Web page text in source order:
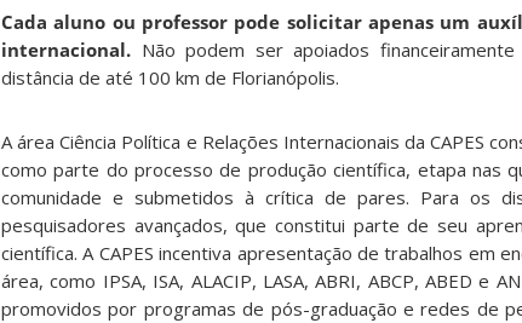
Cada aluno ou professor pode solicitar apenas um
internacional. Não podem ser apoiados
distância de até 100 km de Florianópolis.
A área Ciência Política e Relações Internacionais da CAPES
como parte do processo de produção científica, etapa nas
comunidade e submetidos à crítica de pares. Para os
pesquisadores avançados, que constitui parte de seu
científica. A CAPES incentiva apresentação de trabalhos em
área, como IPSA, ISA, ALACIP, LASA, ABRI, ABCP, ABED e
promovidos por programas de pós-graduação e redes de